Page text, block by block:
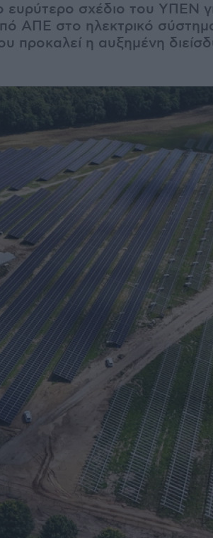
ευρύτερο σχέδιο του ΥΠΕΝ
ΑΠΕ στο ηλεκτρικό
προκαλεί η αυξημένη